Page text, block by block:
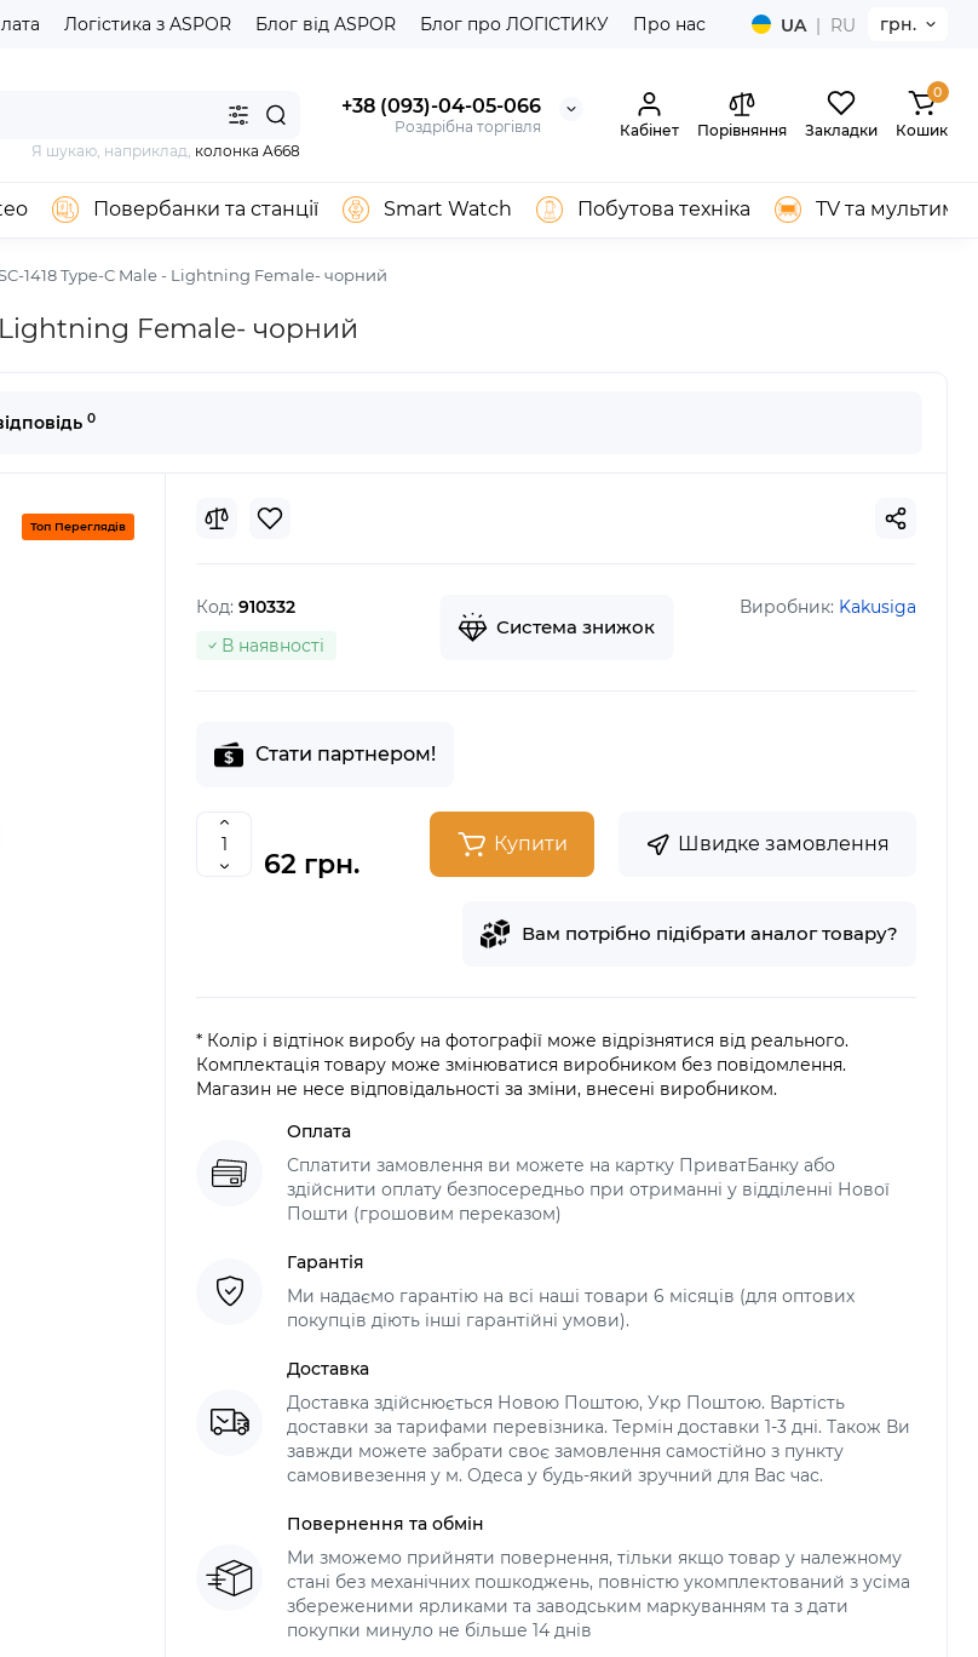
Логістика з ASPOR Блог від ASPOR Блог про ЛОГІСТИКУ Про нас UA | RU грн.
+38 (093)-04-05-066
Роздрібна торгівля
Я шукаю, наприклад, колонка A668
Кабінет Порівняння Закладки
0
Кошик
Повербанки та станції Smart Watch Побутова техніка TV та
1418 Type-C Male - Lightning Female- чорний
Lightning Female- чорний
0
Топ Переглядів
Код: 910332 Виробник: Kakusiga
В наявності
Система знижок
Стати партнером!
62 грн.
Купити Швидке замовлення
Вам потрібно підібрати аналог товару?
* Колір і відтінок виробу на фотографії може відрізнятися від реального.
Комплектація товару може змінюватися виробником без повідомлення.
Магазин не несе відповідальності за зміни, внесені виробником.
Оплата
Сплатити замовлення ви можете на картку ПриватБанку або
здійснити оплату безпосередньо при отриманні у відділенні Нової
Пошти (грошовим переказом)
Гарантія
Ми надаємо гарантію на всі наші товари 6 місяців (для оптових
покупців діють інші гарантійні умови).
Доставка
Доставка здійснюється Новою Поштою, Укр Поштою. Вартість
доставки за тарифами перевізника. Термін доставки 1-3 дні. Також Ви
завжди можете забрати своє замовлення самостійно з пункту
самовивезення у м. Одеса у будь-який зручний для Вас час.
Повернення та обмін
Ми зможемо прийняти повернення, тільки якщо товар у належному
стані без механічних пошкоджень, повністю укомплектований з усіма
збереженими ярликами та заводським маркуванням та з дати
покупки минуло не більше 14 днів